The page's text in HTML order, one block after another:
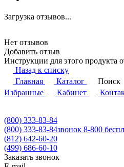
Загрузка отзывов...
Нет отзывов
Добавить отзыв
Инструкции для этого продукта
Назад к списку
Главная
Каталог Поиск
Избранные
Кабинет
(800) 333-83-84
(800) 333-83-84звонок 8-800
(812) 642-60-20
(499) 686-60-10
Заказать звонок